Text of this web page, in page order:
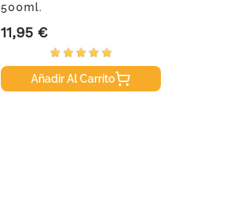
500ml.
Precio
11,95 €
Añadir Al Carrito